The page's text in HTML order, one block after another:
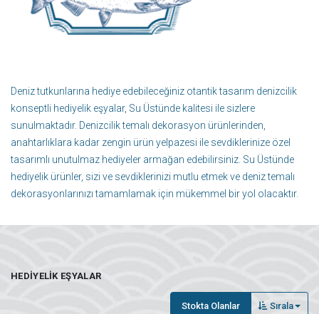
Deniz tutkunlarına hediye edebileceğiniz otantik tasarım denizcilik
konseptli hediyelik eşyalar, Su Üstünde kalitesi ile sizlere
sunulmaktadır. Denizcilik temalı dekorasyon ürünlerinden,
anahtarlıklara kadar zengin ürün yelpazesi ile sevdiklerinize özel
tasarımlı unutulmaz hediyeler armağan edebilirsiniz. Su Üstünde
hediyelik ürünler, sizi ve sevdiklerinizi mutlu etmek ve deniz temalı
dekorasyonlarınızı tamamlamak için mükemmel bir yol olacaktır.
HEDIYELIK EŞYALAR
Stokta Olanlar Sırala